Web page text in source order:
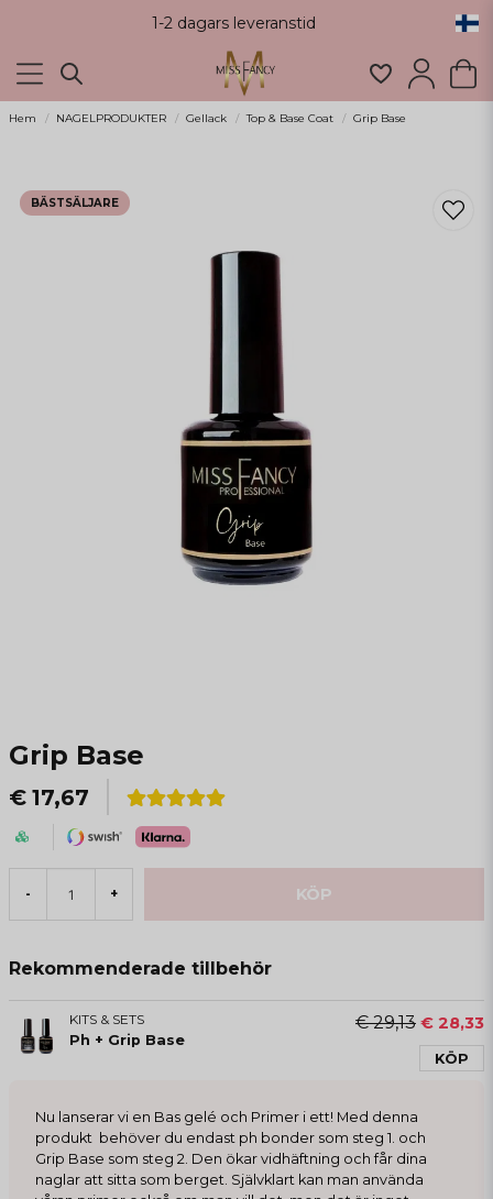
1-2 dagars leveranstid
Hem NAGELPRODUKTER Gellack Top & Base Coat Grip Base
BÄSTSÄLJARE
Grip Base
€ 17,67
- + KÖP
Rekommenderade tillbehör
KITS & SETS
Ph + Grip Base
€ 29,13 € 28,33
KÖP
Nu lanserar vi en Bas gelé och Primer i ett! Med denna
produkt behöver du endast ph bonder som steg 1. och
Grip Base som steg 2. Den ökar vidhäftning och får dina
naglar att sitta som berget. Självklart kan man använda